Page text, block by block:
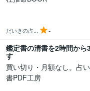
だいきの占... -
鑑定書の清書を2時間から
す
買い切り・月額なし。占
書PDF工房